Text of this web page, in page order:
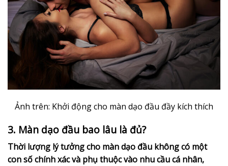
Ảnh trên: Khởi động cho màn dạo đầu đầy kích thích
3. Màn dạo đầu bao lâu là đủ?
Thời lượng lý tưởng cho màn dạo đầu không có một
con số chính xác và phụ thuộc vào nhu cầu cá nhân,